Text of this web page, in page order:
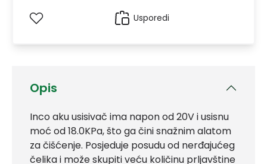
Opis
Inco aku usisivač ima napon od 20V i usisnu
moć od 18.0KPa, što ga čini snažnim alatom
za čišćenje. Posjeduje posudu od nerđajućeg
čelika i može skupiti veću količinu prljavštine
Usporedi